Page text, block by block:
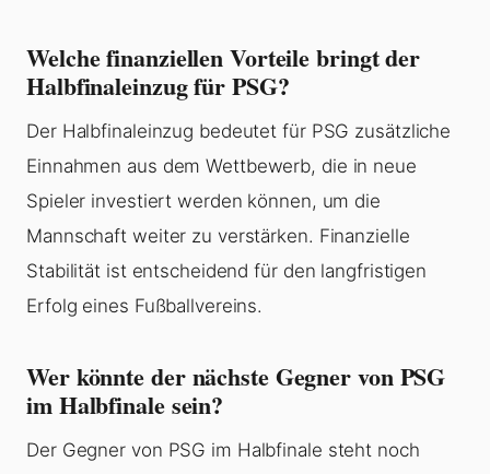
Welche finanziellen Vorteile bringt der
Halbfinaleinzug für PSG?
Der Halbfinaleinzug bedeutet für PSG zusätzliche
Einnahmen aus dem Wettbewerb, die in neue
Spieler investiert werden können, um die
Mannschaft weiter zu verstärken. Finanzielle
Stabilität ist entscheidend für den langfristigen
Erfolg eines Fußballvereins.
Wer könnte der nächste Gegner von PSG
im Halbfinale sein?
Der Gegner von PSG im Halbfinale steht noch